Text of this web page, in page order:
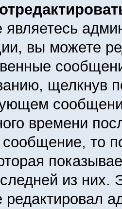
вы можете
щелкнув
времени
сообщение, то
из них.